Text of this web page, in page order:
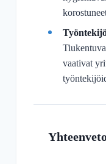
vaativat